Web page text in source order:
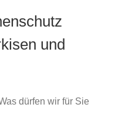
und
dürfen wir für Sie